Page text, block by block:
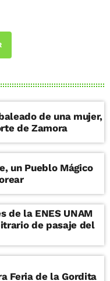
de una mujer,
de Zamora
un Pueblo Mágico
de la ENES UNAM
Feria de la Gordita